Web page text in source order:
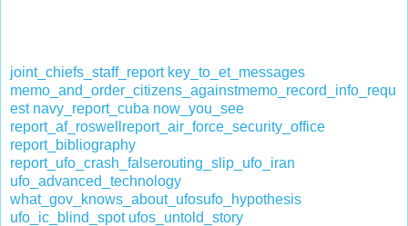
joint_chiefs_staff_report key_to_et_messages
memo_and_order_citizens_againstmemo_record_info_requ
est navy_report_cuba now_you_see
report_af_roswell report_air_force_security_office
report_bibliography
report_ufo_crash_falserouting_slip_ufo_iran
ufo_advanced_technology
what_gov_knows_about_ufosufo_hypothesis
ufo_ic_blind_spot ufos_untold_story